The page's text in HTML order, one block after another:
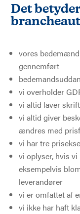
Det
vores
gennemført
vi overholder
vi altid laver
vi altid giver
ændres med
vi har tre
vi oplyser, hvis
eksempelvis
leverandører
vi er omfattet af
vi ikke har haft